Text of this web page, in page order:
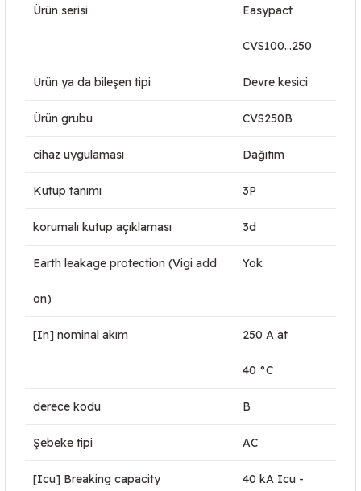
Ürün serisi Easypact
CVS100...250
Ürün ya da bileşen tipi Devre kesici
Ürün grubu CVS250B
cihaz uygulaması Dağıtım
Kutup tanımı 3P
korumalı kutup açıklaması 3d
Earth leakage protection (Vigi add
on)
Yok
[In] nominal akım 250 A at
40 °C
derece kodu B
Şebeke tipi AC
[Icu] Breaking capacity 40 kA Icu -